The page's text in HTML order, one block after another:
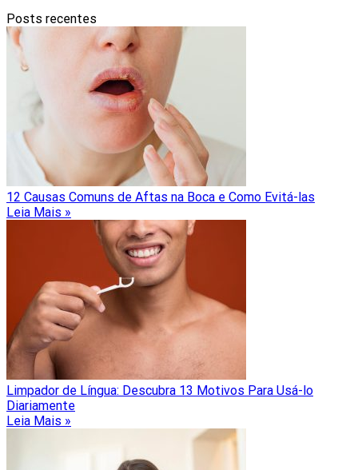
Posts recentes
12 Causas Comuns de Aftas na Boca e Como Evitá-las
Leia Mais »
Limpador de Língua: Descubra 13 Motivos Para Usá-lo
Diariamente
Leia Mais »